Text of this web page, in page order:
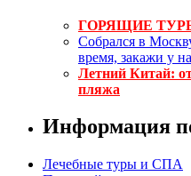
ГОРЯЩИЕ
Собрался в
время, закажи у
Летний Китай:
пляжа
Информация
Лечебные туры и СПА